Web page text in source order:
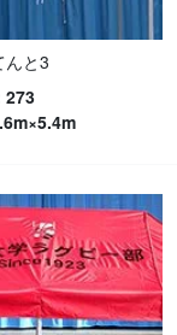
んと3
273